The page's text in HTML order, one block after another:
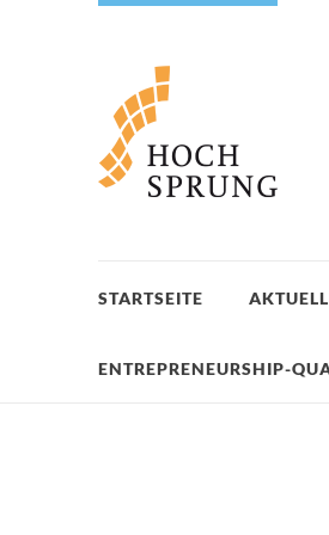
STARTSEITE
ENTREPRENEURSHIP-